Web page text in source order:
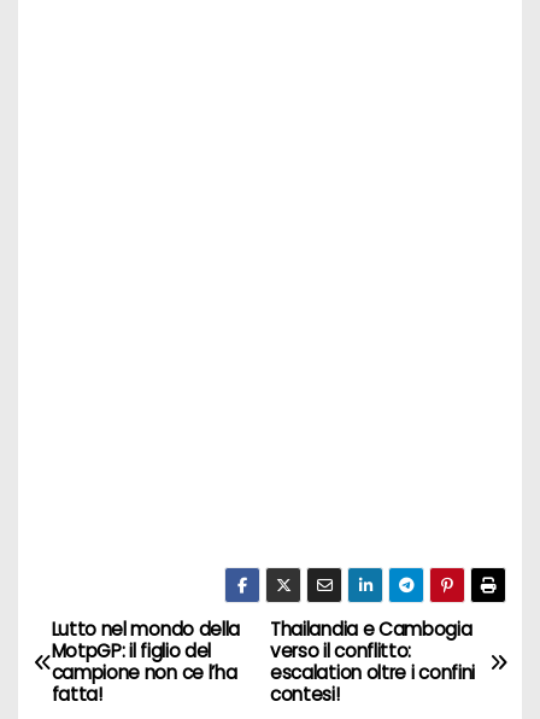
N
a
Thailandia e Cambogia
verso il conflitto:
escalation oltre i confini
contesi!
Lutto nel mondo della
MotpGP: il figlio del
campione non ce l’ha
fatta!